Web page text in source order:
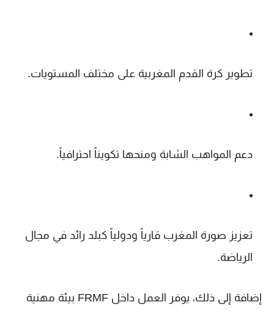
تطوير كرة القدم المغربية على مختلف المستويات.
دعم المواهب الشابة ومنحها تكويناً احترافياً.
تعزيز صورة المغرب قارياً ودولياً كبلد رائد في مجال
الرياضة.
إضافة إلى ذلك، يوفر العمل داخل FRMF بيئة مهنية